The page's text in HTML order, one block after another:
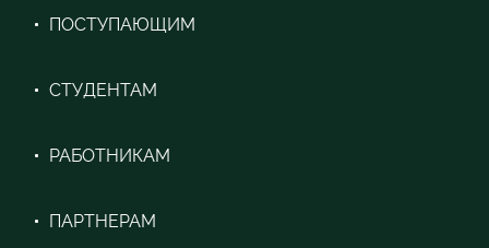
ПОСТУПАЮЩИМ
СТУДЕНТАМ
РАБОТНИКАМ
ПАРТНЕРАМ